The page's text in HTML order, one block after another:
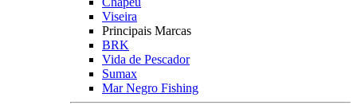
Viseira
Principais Marcas
BRK
Vida de Pescador
Sumax
Mar Negro Fishing